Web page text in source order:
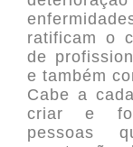
ratificam o
de
e também
Cabe a
criar e
pessoas